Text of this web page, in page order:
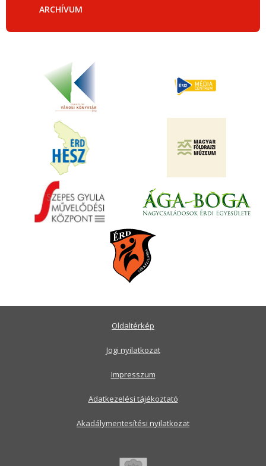
ARCHÍVUM
Oldaltérkép
Jogi nyilatkozat
Impresszum
Adatkezelési tájékoztató
Akadálymentesítési nyilatkozat